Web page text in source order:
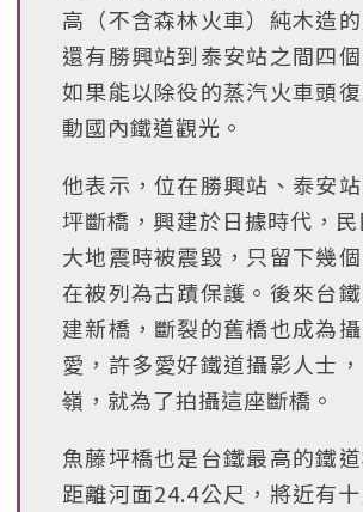
高（不含森林火車）純木造的
還有勝興站到泰安站之間四個
如果能以除役的蒸汽火車頭
動國內鐵道觀光。
他表示，位在勝興站、泰安
坪斷橋，興建於日據時代，
大地震時被震毀，只留下幾
在被列為古蹟保護。後來台
建新橋，斷裂的舊橋也成為
愛，許多愛好鐵道攝影人士
嶺，就為了拍攝這座斷橋。
魚藤坪橋也是台鐵最高的鐵
距離河面24.4公尺，將近有